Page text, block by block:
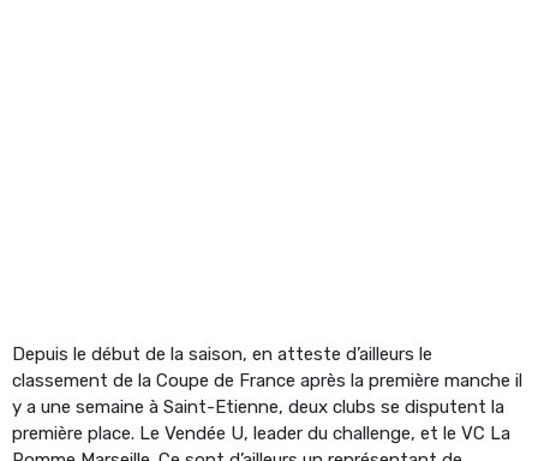
Depuis le début de la saison, en atteste d’ailleurs le
classement de la Coupe de France après la première manche il
y a une semaine à Saint-Etienne, deux clubs se disputent la
première place. Le Vendée U, leader du challenge, et le VC La